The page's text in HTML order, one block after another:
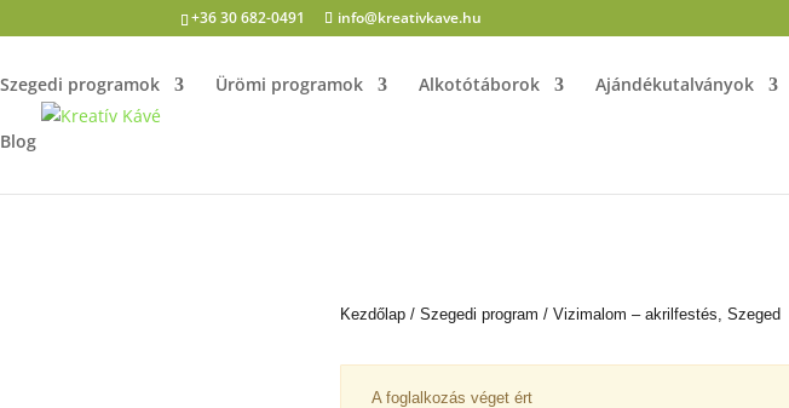
+36 30 682-0491 info@kreativkave.hu
Szegedi programok Ürömi programok Alkotótáborok Ajándékutalványok
Blog
Kezdőlap/ Szegedi program / Vizimalom – akrilfestés, Szeged
A foglalkozás véget ért